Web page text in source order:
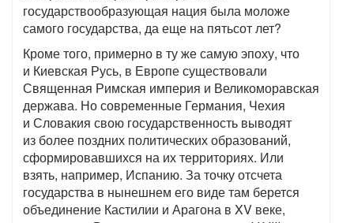
государствообразующая нация была моложе
самого государства, да еще на пятьсот лет?
Кроме того, примерно в ту же самую эпоху, что
и Киевская Русь, в Европе существовали
Священная Римская империя и Великоморавская
держава. Но современные Германия, Чехия
и Словакия свою государственность выводят
из более поздних политических образований,
сформировавшихся на их территориях. Или
взять, например, Испанию. За точку отсчета
государства в нынешнем его виде там берется
объединение Кастилии и Арагона в XV веке,